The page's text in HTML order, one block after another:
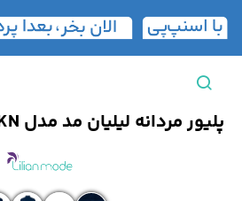
مشاهده همه محصولات
پلیور مردانه لیلیان مد مدل M0403015KN